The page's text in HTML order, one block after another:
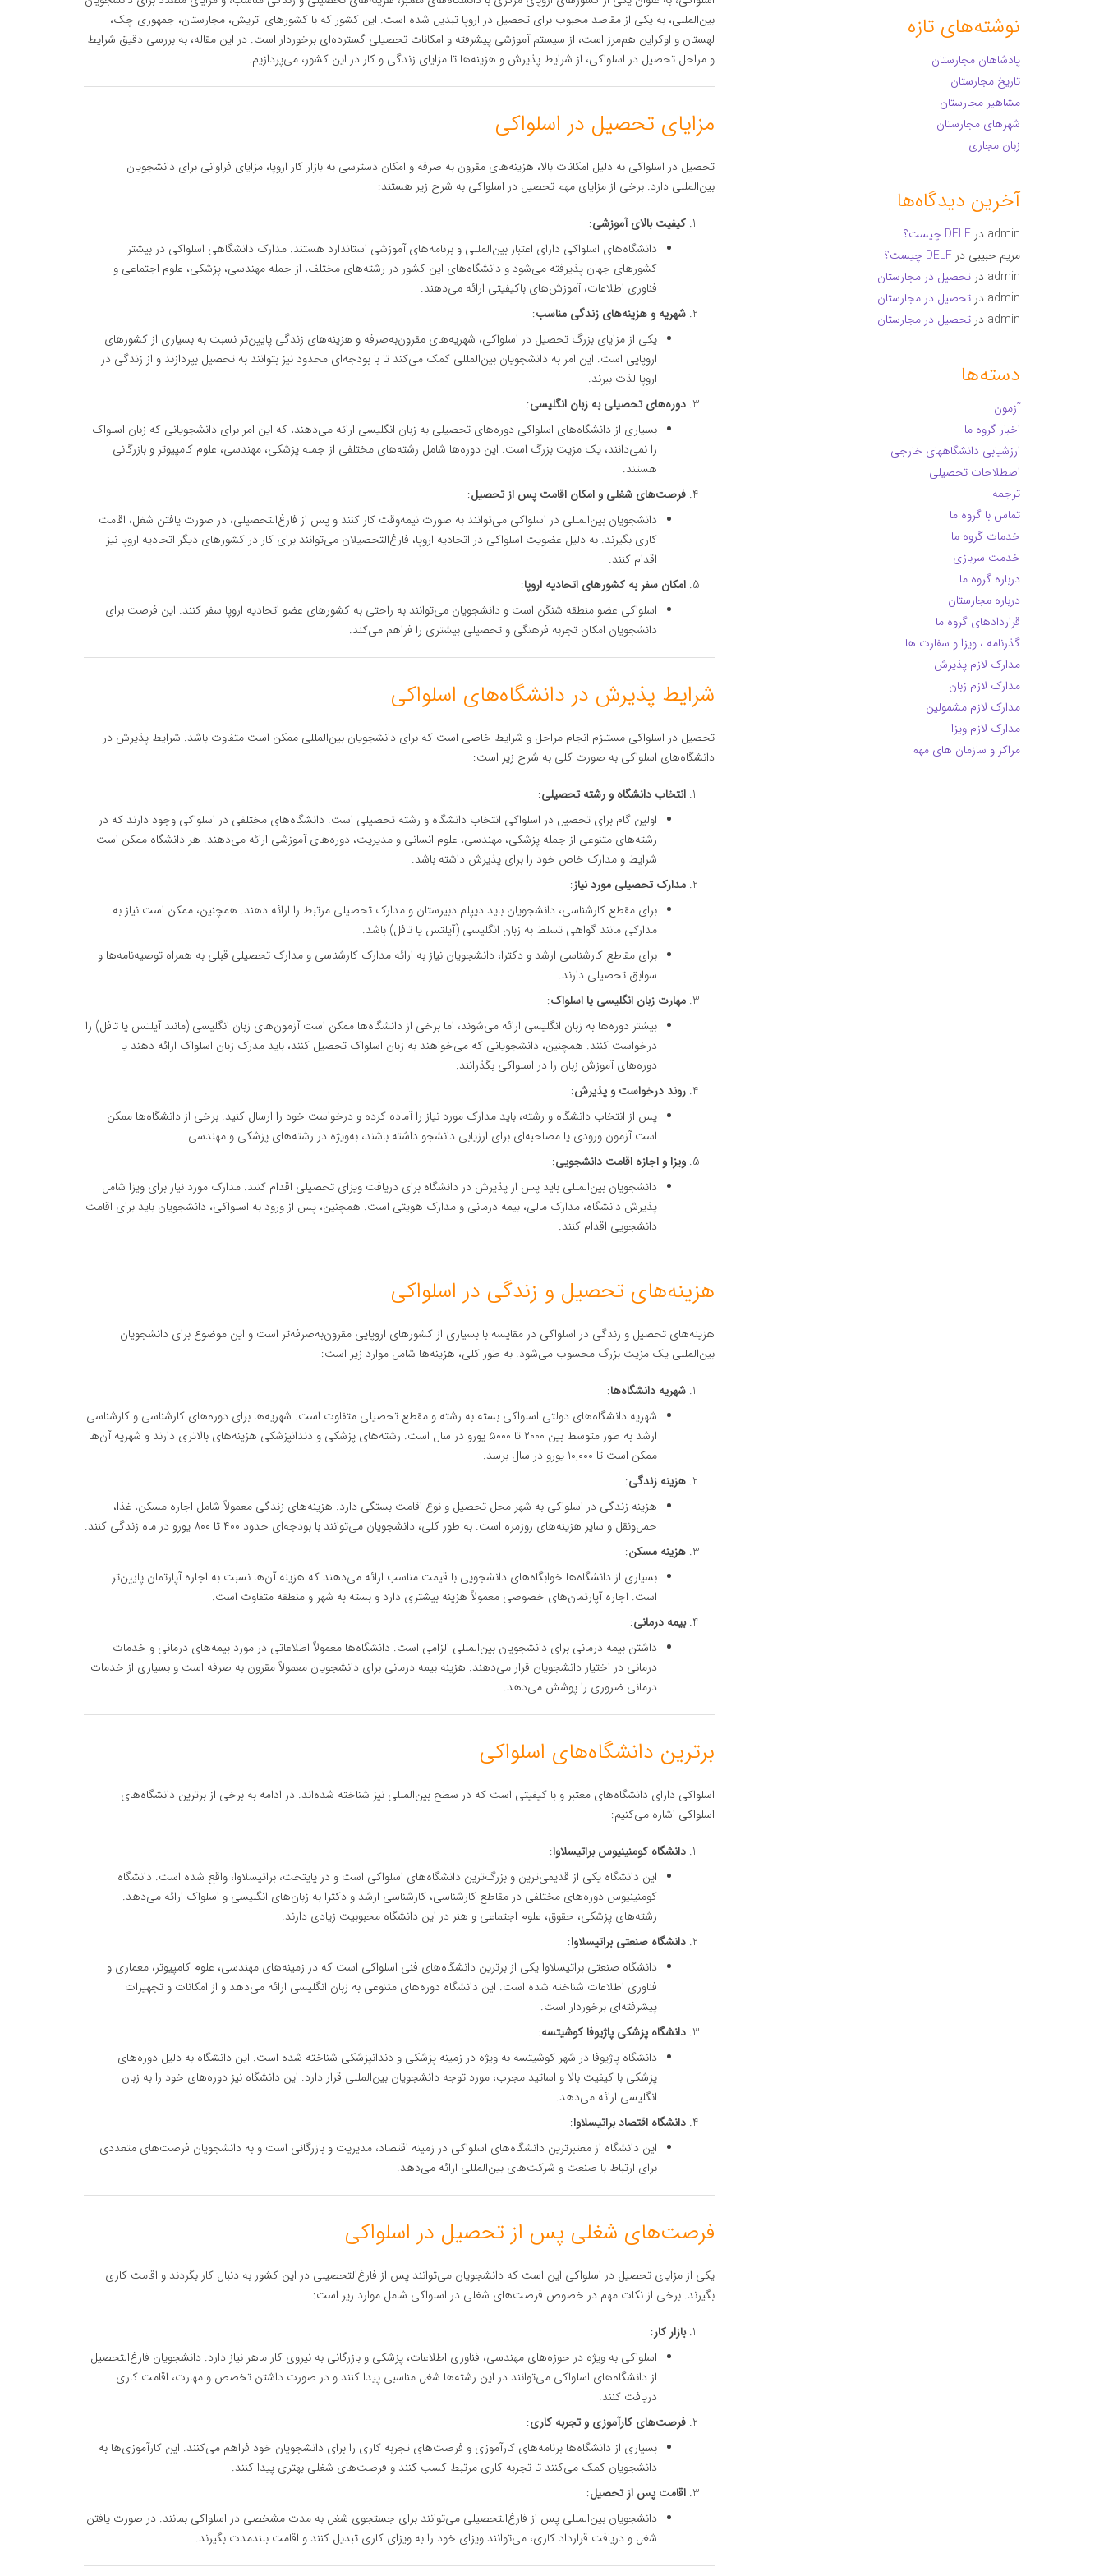
بین‌المللی، به یکی از مقاصد محبوب برای تحصیل در اروپا تبدیل شده است. این کشور که با کشورهای اتریش، مجارستان، جمهوری چک،
لهستان و اوکراین هم‌مرز است، از سیستم آموزشی پیشرفته و امکانات تحصیلی گسترده‌ای برخوردار است. در این مقاله، به بررسی دقیق شرایط
و مراحل تحصیل در اسلواکی، از شرایط پذیرش و هزینه‌ها تا مزایای زندگی و کار در این کشور، می‌پردازیم.
مزایای تحصیل در اسلواکی
تحصیل در اسلواکی به دلیل امکانات بالا، هزینه‌های مقرون به صرفه و امکان دسترسی به بازار کار اروپا، مزایای فراوانی برای دانشجویان
بین‌المللی دارد. برخی از مزایای مهم تحصیل در اسلواکی به شرح زیر هستند:
کیفیت بالای آموزشی:
دانشگاه‌های اسلواکی دارای اعتبار بین‌المللی و برنامه‌های آموزشی استاندارد هستند. مدارک دانشگاهی اسلواکی در بیشتر
کشورهای جهان پذیرفته می‌شود و دانشگاه‌های این کشور در رشته‌های مختلف، از جمله مهندسی، پزشکی، علوم اجتماعی و
فناوری اطلاعات، آموزش‌های باکیفیتی ارائه می‌دهند.
شهریه و هزینه‌های زندگی مناسب:
یکی از مزایای بزرگ تحصیل در اسلواکی، شهریه‌های مقرون‌به‌صرفه و هزینه‌های زندگی پایین‌تر نسبت به بسیاری از کشورهای
اروپایی است. این امر به دانشجویان بین‌المللی کمک می‌کند تا با بودجه‌ای محدود نیز بتوانند به تحصیل بپردازند و از زندگی در
اروپا لذت ببرند.
دوره‌های تحصیلی به زبان انگلیسی:
بسیاری از دانشگاه‌های اسلواکی دوره‌های تحصیلی به زبان انگلیسی ارائه می‌دهند، که این امر برای دانشجویانی که زبان اسلواک
را نمی‌دانند، یک مزیت بزرگ است. این دوره‌ها شامل رشته‌های مختلفی از جمله پزشکی، مهندسی، علوم کامپیوتر و بازرگانی
هستند.
فرصت‌های شغلی و امکان اقامت پس از تحصیل:
دانشجویان بین‌المللی در اسلواکی می‌توانند به صورت نیمه‌وقت کار کنند و پس از فارغ‌التحصیلی، در صورت یافتن شغل، اقامت
کاری بگیرند. به دلیل عضویت اسلواکی در اتحادیه اروپا، فارغ‌التحصیلان می‌توانند برای کار در کشورهای دیگر اتحادیه اروپا نیز
اقدام کنند.
امکان سفر به کشورهای اتحادیه اروپا:
اسلواکی عضو منطقه شنگن است و دانشجویان می‌توانند به راحتی به کشورهای عضو اتحادیه اروپا سفر کنند. این فرصت برای
دانشجویان امکان تجربه فرهنگی و تحصیلی بیشتری را فراهم می‌کند.
شرایط پذیرش در دانشگاه‌های اسلواکی
تحصیل در اسلواکی مستلزم انجام مراحل و شرایط خاصی است که برای دانشجویان بین‌المللی ممکن است متفاوت باشد. شرایط پذیرش در
دانشگاه‌های اسلواکی به صورت کلی به شرح زیر است:
انتخاب دانشگاه و رشته تحصیلی:
اولین گام برای تحصیل در اسلواکی انتخاب دانشگاه و رشته تحصیلی است. دانشگاه‌های مختلفی در اسلواکی وجود دارند که در
رشته‌های متنوعی از جمله پزشکی، مهندسی، علوم انسانی و مدیریت، دوره‌های آموزشی ارائه می‌دهند. هر دانشگاه ممکن است
شرایط و مدارک خاص خود را برای پذیرش داشته باشد.
مدارک تحصیلی مورد نیاز:
برای مقطع کارشناسی، دانشجویان باید دیپلم دبیرستان و مدارک تحصیلی مرتبط را ارائه دهند. همچنین، ممکن است نیاز به
مدارکی مانند گواهی تسلط به زبان انگلیسی (آیلتس یا تافل) باشد.
برای مقاطع کارشناسی ارشد و دکترا، دانشجویان نیاز به ارائه مدارک کارشناسی و مدارک تحصیلی قبلی به همراه توصیه‌نامه‌ها و
سوابق تحصیلی دارند.
مهارت زبان انگلیسی یا اسلواک:
بیشتر دوره‌ها به زبان انگلیسی ارائه می‌شوند، اما برخی از دانشگاه‌ها ممکن است آزمون‌های زبان انگلیسی (مانند آیلتس یا تافل) را
درخواست کنند. همچنین، دانشجویانی که می‌خواهند به زبان اسلواک تحصیل کنند، باید مدرک زبان اسلواک ارائه دهند یا
دوره‌های آموزش زبان را در اسلواکی بگذرانند.
روند درخواست و پذیرش:
پس از انتخاب دانشگاه و رشته، باید مدارک مورد نیاز را آماده کرده و درخواست خود را ارسال کنید. برخی از دانشگاه‌ها ممکن
است آزمون ورودی یا مصاحبه‌ای برای ارزیابی دانشجو داشته باشند، به‌ویژه در رشته‌های پزشکی و مهندسی.
ویزا و اجازه اقامت دانشجویی:
دانشجویان بین‌المللی باید پس از پذیرش در دانشگاه برای دریافت ویزای تحصیلی اقدام کنند. مدارک مورد نیاز برای ویزا شامل
پذیرش دانشگاه، مدارک مالی، بیمه درمانی و مدارک هویتی است. همچنین، پس از ورود به اسلواکی، دانشجویان باید برای اقامت
دانشجویی اقدام کنند.
هزینه‌های تحصیل و زندگی در اسلواکی
هزینه‌های تحصیل و زندگی در اسلواکی در مقایسه با بسیاری از کشورهای اروپایی مقرون‌به‌صرفه‌تر است و این موضوع برای دانشجویان
بین‌المللی یک مزیت بزرگ محسوب می‌شود. به طور کلی، هزینه‌ها شامل موارد زیر است:
شهریه دانشگاه‌ها:
شهریه دانشگاه‌های دولتی اسلواکی بسته به رشته و مقطع تحصیلی متفاوت است. شهریه‌ها برای دوره‌های کارشناسی و کارشناسی
ارشد به طور متوسط بین ۲۰۰۰ تا ۵۰۰۰ یورو در سال است. رشته‌های پزشکی و دندانپزشکی هزینه‌های بالاتری دارند و شهریه آن‌ها
ممکن است تا ۱۰,۰۰۰ یورو در سال برسد.
هزینه زندگی:
هزینه زندگی در اسلواکی به شهر محل تحصیل و نوع اقامت بستگی دارد. هزینه‌های زندگی معمولاً شامل اجاره مسکن، غذا،
حمل‌ونقل و سایر هزینه‌های روزمره است. به طور کلی، دانشجویان می‌توانند با بودجه‌ای حدود ۴۰۰ تا ۸۰۰ یورو در ماه زندگی کنند.
هزینه مسکن:
بسیاری از دانشگاه‌ها خوابگاه‌های دانشجویی با قیمت مناسب ارائه می‌دهند که هزینه آن‌ها نسبت به اجاره آپارتمان پایین‌تر
است. اجاره آپارتمان‌های خصوصی معمولاً هزینه بیشتری دارد و بسته به شهر و منطقه متفاوت است.
بیمه درمانی:
داشتن بیمه درمانی برای دانشجویان بین‌المللی الزامی است. دانشگاه‌ها معمولاً اطلاعاتی در مورد بیمه‌های درمانی و خدمات
درمانی در اختیار دانشجویان قرار می‌دهند. هزینه بیمه درمانی برای دانشجویان معمولاً مقرون به صرفه است و بسیاری از خدمات
درمانی ضروری را پوشش می‌دهد.
برترین دانشگاه‌های اسلواکی
اسلواکی دارای دانشگاه‌های معتبر و با کیفیتی است که در سطح بین‌المللی نیز شناخته شده‌اند. در ادامه به برخی از برترین دانشگاه‌های
اسلواکی اشاره می‌کنیم:
دانشگاه کومنینیوس براتیسلاوا:
این دانشگاه یکی از قدیمی‌ترین و بزرگ‌ترین دانشگاه‌های اسلواکی است و در پایتخت، براتیسلاوا، واقع شده است. دانشگاه
کومنینیوس دوره‌های مختلفی در مقاطع کارشناسی، کارشناسی ارشد و دکترا به زبان‌های انگلیسی و اسلواک ارائه می‌دهد.
رشته‌های پزشکی، حقوق، علوم اجتماعی و هنر در این دانشگاه محبوبیت زیادی دارند.
دانشگاه صنعتی براتیسلاوا:
دانشگاه صنعتی براتیسلاوا یکی از برترین دانشگاه‌های فنی اسلواکی است که در زمینه‌های مهندسی، علوم کامپیوتر، معماری و
فناوری اطلاعات شناخته شده است. این دانشگاه دوره‌های متنوعی به زبان انگلیسی ارائه می‌دهد و از امکانات و تجهیزات
پیشرفته‌ای برخوردار است.
دانشگاه پزشکی پاژیوفا کوشیتسه:
دانشگاه پاژیوفا در شهر کوشیتسه به ویژه در زمینه پزشکی و دندانپزشکی شناخته شده است. این دانشگاه به دلیل دوره‌های
پزشکی با کیفیت بالا و اساتید مجرب، مورد توجه دانشجویان بین‌المللی قرار دارد. این دانشگاه نیز دوره‌های خود را به زبان
انگلیسی ارائه می‌دهد.
دانشگاه اقتصاد براتیسلاوا:
این دانشگاه از معتبرترین دانشگاه‌های اسلواکی در زمینه اقتصاد، مدیریت و بازرگانی است و به دانشجویان فرصت‌های متعددی
برای ارتباط با صنعت و شرکت‌های بین‌المللی ارائه می‌دهد.
فرصت‌های شغلی پس از تحصیل در اسلواکی
یکی از مزایای تحصیل در اسلواکی این است که دانشجویان می‌توانند پس از فارغ‌التحصیلی در این کشور به دنبال کار بگردند و اقامت کاری
بگیرند. برخی از نکات مهم در خصوص فرصت‌های شغلی در اسلواکی شامل موارد زیر است:
بازار کار:
اسلواکی به ویژه در حوزه‌های مهندسی، فناوری اطلاعات، پزشکی و بازرگانی به نیروی کار ماهر نیاز دارد. دانشجویان فارغ‌التحصیل
از دانشگاه‌های اسلواکی می‌توانند در این رشته‌ها شغل مناسبی پیدا کنند و در صورت داشتن تخصص و مهارت، اقامت کاری
دریافت کنند.
فرصت‌های کارآموزی و تجربه کاری:
بسیاری از دانشگاه‌ها برنامه‌های کارآموزی و فرصت‌های تجربه کاری را برای دانشجویان خود فراهم می‌کنند. این کارآموزی‌ها به
دانشجویان کمک می‌کنند تا تجربه کاری مرتبط کسب کنند و فرصت‌های شغلی بهتری پیدا کنند.
اقامت پس از تحصیل:
دانشجویان بین‌المللی پس از فارغ‌التحصیلی می‌توانند برای جستجوی شغل به مدت مشخصی در اسلواکی بمانند. در صورت یافتن
شغل و دریافت قرارداد کاری، می‌توانند ویزای خود را به ویزای کاری تبدیل کنند و اقامت بلندمدت بگیرند.
نوشته‌های تازه
پادشاهان مجارستان
تاریخ مجارستان
مشاهیر مجارستان
شهرهای مجارستان
زبان مجاری
آخرین دیدگاه‌ها
admin در DELF چیست؟
مریم حبیبی در DELF چیست؟
admin در تحصیل در مجارستان
admin در تحصیل در مجارستان
admin در تحصیل در مجارستان
دسته‌ها
آزمون
اخبار گروه ما
ارزشیابی دانشگاههای خارجی
اصطلاحات تحصیلی
ترجمه
تماس با گروه ما
خدمات گروه ما
خدمت سربازی
درباره گروه ما
درباره مجارستان
قراردادهای گروه ما
گذرنامه ، ویزا و سفارت ها
مدارک لازم پذیرش
مدارک لازم زبان
مدارک لازم مشمولین
مدارک لازم ویزا
مراکز و سازمان های مهم